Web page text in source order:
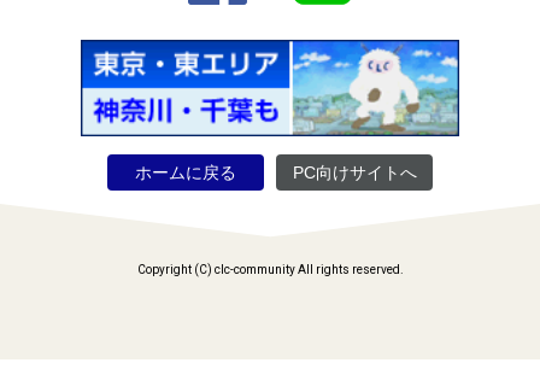
ホームに戻る PC向けサイトへ
Copyright (C) clc-community All rights reserved.